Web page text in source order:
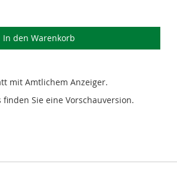
In den Warenkorb
mit Amtlichem Anzeiger.
Sie eine Vorschauversion.